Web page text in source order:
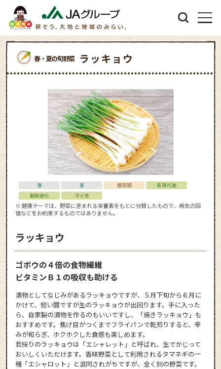
春・夏の旬野菜 ラッキョウ
春 夏 根菜類
新陳代謝
動脈硬化
冷え性
※ 健康テーマは、野菜に含まれる栄養素をもとに分類したもので、病気の回
復などをお約束するものではありません。
ラッキョウ
ゴボウの４倍の食物繊維
ビタミンＢ１の吸収も助ける
漬物としてなじみがあるラッキョウですが、５月下旬から６月に
かけて、短い間ですが生のラッキョウが出回ります。手に入った
ら、自家製の漬物を作るのもいいですし、「焼きラッキョウ」も
おすすめです。焦げ目がつくまでフライパンで乾煎りすると、辛
みが和らぎ、ホクホクした食感も楽しめます。
若採りのラッキョウは「エシャレット」と呼ばれ、生でかじって
おいしくいただけます。香味野菜として利用されるタマネギの一
種「エシャロット」と混同されがちですが、全く別の野菜です。